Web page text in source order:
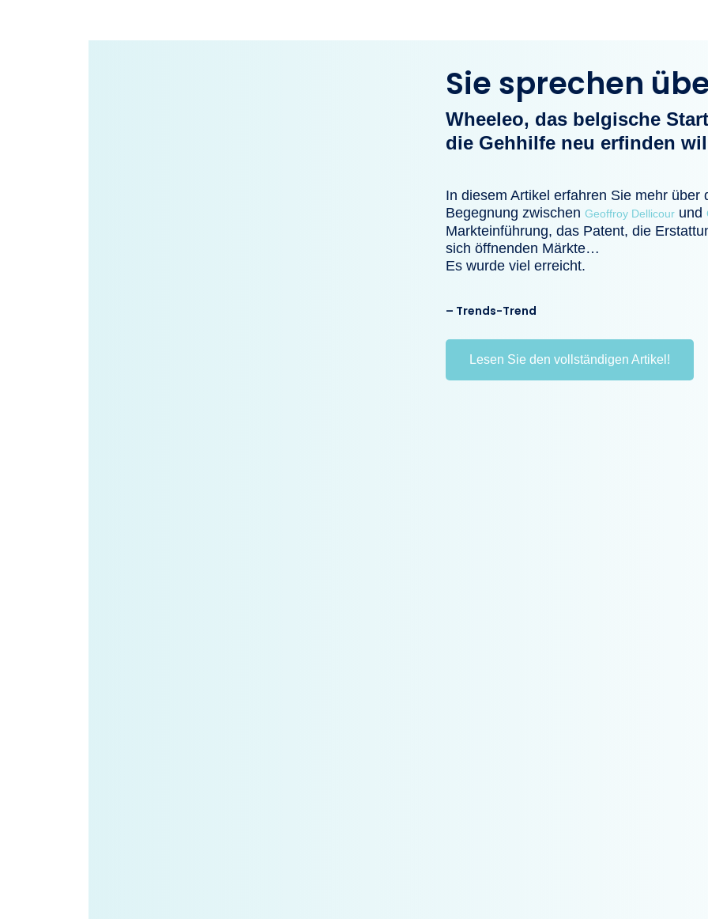
Sie sprechen
Wheeleo, das belgische
die Gehhilfe neu erfinden
In diesem Artikel erfahren Sie mehr
Begegnung zwischen Geoffroy Dellicour und
Markteinführung, das Patent, die
sich öffnenden Märkte…
Es wurde viel erreicht.
– Trends-Trend
Lesen Sie den vollständigen Artikel!